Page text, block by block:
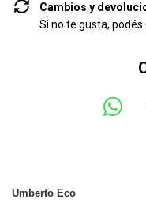
Cambios y
Si no te gusta,
Umberto Eco